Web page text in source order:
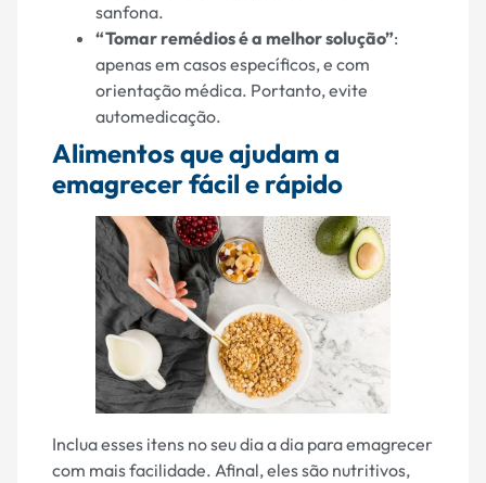
sanfona.
“Tomar remédios é a melhor solução”:
apenas em casos específicos, e com
orientação médica. Portanto, evite
automedicação.
Alimentos que ajudam a
emagrecer fácil e rápido
Inclua esses itens no seu dia a dia para emagrecer
com mais facilidade. Afinal, eles são nutritivos,